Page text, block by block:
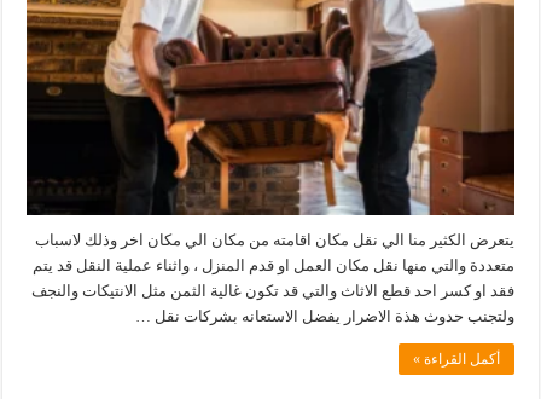
يتعرض الكثير منا الي نقل مكان اقامته من مكان الي مكان اخر وذلك لاسباب
متعددة والتي منها نقل مكان العمل او قدم المنزل ، واثناء عملية النقل قد يتم
فقد او كسر احد قطع الاثاث والتي قد تكون غالية الثمن مثل الانتيكات والنجف
ولتجنب حدوث هذة الاضرار يفضل الاستعانه بشركات نقل …
أكمل القراءة »